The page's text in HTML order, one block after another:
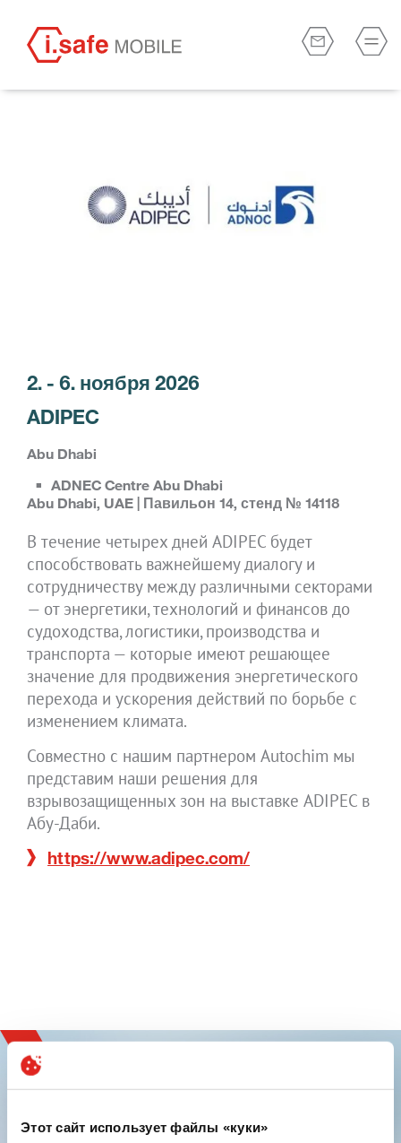
Этот сайт использует файлы «куки»
2. - 6. ноября 2026
ADIPEC
Abu Dhabi
ADNEC Centre Abu Dhabi
Abu Dhabi, UAE | Павильон 14, стенд № 14118
В течение четырех дней ADIPEC будет
способствовать важнейшему диалогу и
сотрудничеству между различными секторами
— от энергетики, технологий и финансов до
судоходства, логистики, производства и
транспорта — которые имеют решающее
значение для продвижения энергетического
перехода и ускорения действий по борьбе с
изменением климата.
Совместно с нашим партнером Autochim мы
представим наши решения для
взрывозащищенных зон на выставке ADIPEC в
Абу-Даби.
https://www.adipec.com/